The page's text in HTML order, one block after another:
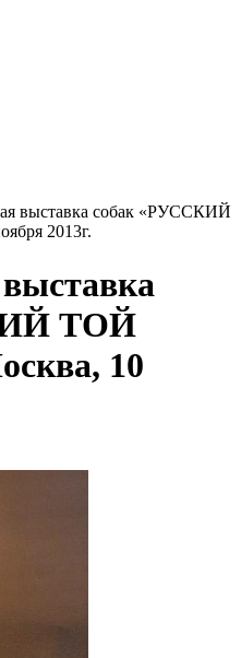
выставка собак «РУССКИЙ
2013г.
ТОЙ
10